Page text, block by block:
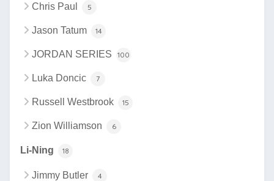
Chris Paul 5
Jason Tatum 14
JORDAN SERIES 100
Luka Doncic 7
Russell Westbrook 15
Zion Williamson 6
Li-Ning 18
Jimmy Butler 4